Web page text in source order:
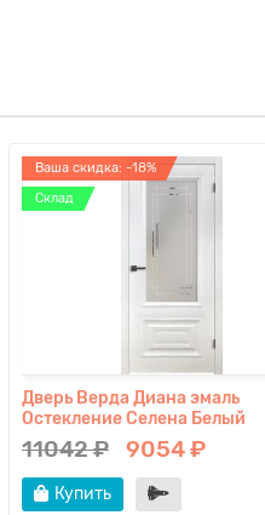
Ваша скидка: -18%
Склад
Дверь Верда Диана эмаль
Остекление Селена Белый
11042 ₽ 9054 ₽
Купить